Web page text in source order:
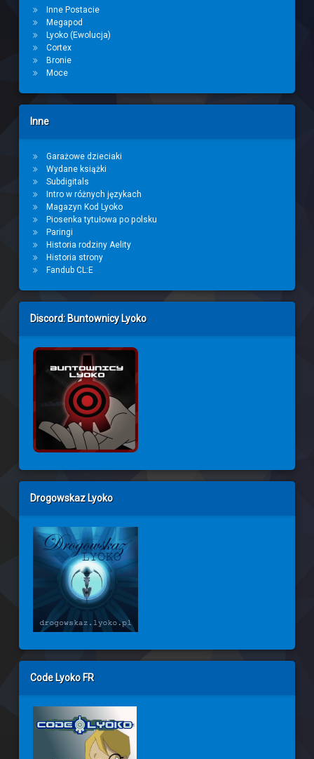
Inne Postacie
Megapod
Lyoko (Ewolucja)
Cortex
Bronie
Moce
Inne
Garażowe dzieciaki
Wydane książki
Subdigitals
Intro w różnych językach
Magazyn Kod Lyoko
Piosenka tytułowa po polsku
Paringi
Historia rodziny Aelity
Historia strony
Fandub CL:E
Discord: Buntownicy Lyoko
Drogowskaz Lyoko
Code Lyoko FR